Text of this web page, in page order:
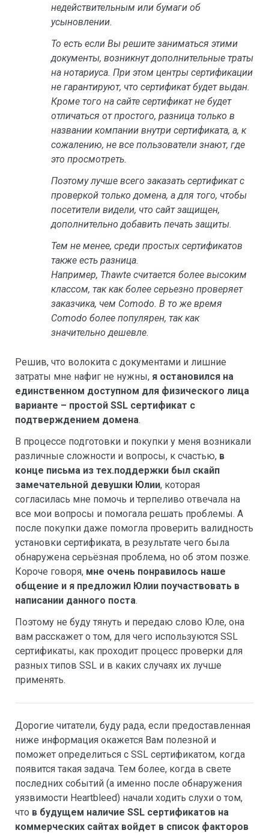
недействительным или бумаги об
усыновлении.
То есть если Вы решите заниматься этими
документы, возникнут дополнительные траты
на нотариуса. При этом центры сертификации
не гарантируют, что сертификат будет выдан.
Кроме того на сайте сертификат не будет
отличаться от простого, разница только в
названии компании внутри сертификата, а, к
сожалению, не все пользователи знают, где
это просмотреть.
Поэтому лучше всего заказать сертификат с
проверкой только домена, а для того, чтобы
посетители видели, что сайт защищен,
дополнительно добавить печать защиты.
Тем не менее, среди простых сертификатов
также есть разница.
Например, Thawte считается более высоким
классом, так как более серьезно проверяет
заказчика, чем Comodo. В то же время
Comodo более популярен, так как
значительно дешевле.
Решив, что волокита с документами и лишние
затраты мне нафиг не нужны, я остановился на
единственном доступном для физического лица
варианте – простой SSL сертификат с
подтверждением домена.
В процессе подготовки и покупки у меня возникали
различные сложности и вопросы, к счастью, в
конце письма из тех.поддержки был скайп
замечательной девушки Юлии, которая
согласилась мне помочь и терпеливо отвечала на
все мои вопросы и помогала решать проблемы. А
после покупки даже помогла проверить валидность
установки сертификата, в результате чего была
обнаружена серьёзная проблема, но об этом позже.
Короче говоря, мне очень понравилось наше
общение и я предложил Юлии поучаствовать в
написании данного поста.
Поэтому не буду тянуть и передаю слово Юле, она
вам расскажет о том, для чего используются SSL
сертификаты, как проходит процесс проверки для
разных типов SSL и в каких случаях их лучше
применять.
Дорогие читатели, буду рада, если предоставленная
ниже информация окажется Вам полезной и
поможет определиться с SSL сертификатом, когда
появится такая задача. Тем более, когда в свете
последних событий (а именно после обнаружения
уязвимости Heartbleed) начали ходить слухи о том,
что в будущем наличие SSL сертификатов на
коммерческих сайтах войдет в список факторов